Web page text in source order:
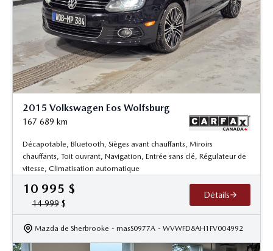
2015 Volkswagen Eos Wolfsburg
167 689 km
Décapotable, Bluetooth, Sièges avant chauffants, Miroirs
chauffants, Toit ouvrant, Navigation, Entrée sans clé, Régulateur de
vitesse, Climatisation automatique
10 995 $
14 999$
Détails
Mazda de Sherbrooke - masS0977A - WVWFD8AH1FV004992